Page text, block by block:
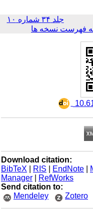
جلد ۳۴ شماره ۱۰
فهرست نسخه ها
Download citation:
BibTeX
| RIS |EndNote
Manager
|RefWorks
Send citation to:
Mendeley
Zotero